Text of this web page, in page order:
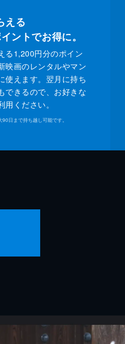
える
ントでお得に。
る1,200円分のポイン
映画のレンタルやマン
使えます。翌月に持ち
できるので、お好きな
用ください。
日まで持ち越し可能です。